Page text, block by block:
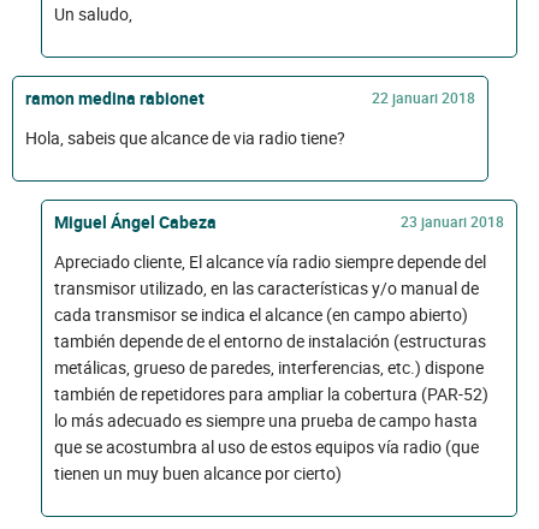
Un saludo,
ramon medina rabionet 22 januari 2018
Hola, sabeis que alcance de via radio tiene?
Miguel Ángel Cabeza 23 januari 2018
Apreciado cliente, El alcance vía radio siempre depende del
transmisor utilizado, en las características y/o manual de
cada transmisor se indica el alcance (en campo abierto)
también depende de el entorno de instalación (estructuras
metálicas, grueso de paredes, interferencias, etc.) dispone
también de repetidores para ampliar la cobertura (PAR-52)
lo más adecuado es siempre una prueba de campo hasta
que se acostumbra al uso de estos equipos vía radio (que
tienen un muy buen alcance por cierto)